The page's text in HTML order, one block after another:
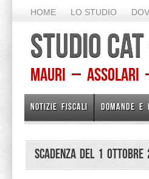
HOME LO STUDIO
STUDIO
Mauri – Assolari –
NOTIZIE FISCALI DOMANDE E
Scadenza del 1 Ottobre